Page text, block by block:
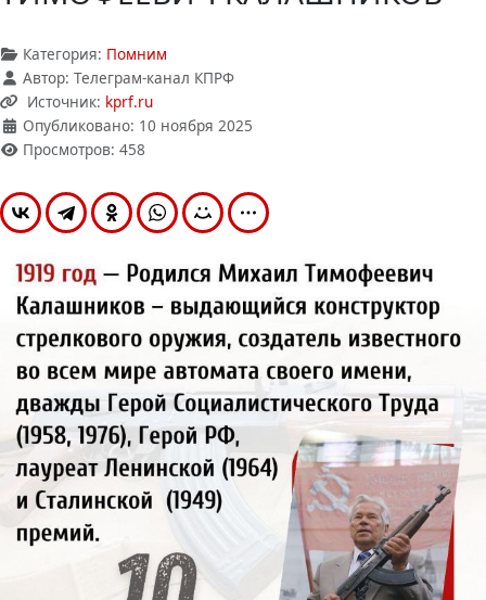
Категория: Помним
Автор: Телеграм-канал КПРФ
Источник: kprf.ru
Опубликовано: 10 ноября 2025
Просмотров: 458